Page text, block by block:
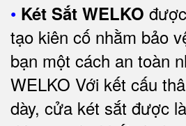
• Két Sắt WELKO
tạo kiên cố nhằm bảo
bạn một cách an toàn
WELKO Với kết cấu
dày, cửa két sắt được